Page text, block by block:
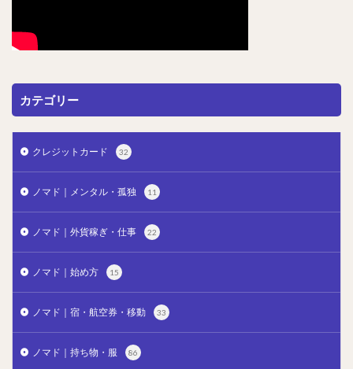
カテゴリー
クレジットカード 32
ノマド｜メンタル・孤独 11
ノマド｜外貨稼ぎ・仕事 22
ノマド｜始め方 15
ノマド｜宿・航空券・移動 33
ノマド｜持ち物・服 86